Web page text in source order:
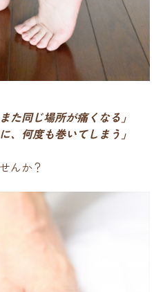
た同じ場所が痛くなる」
、何度も巻いてしまう」
んか？